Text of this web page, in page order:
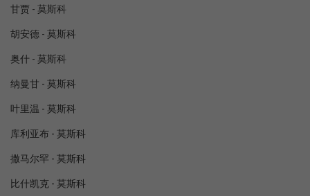
甘贾 - 莫斯科
胡安德 - 莫斯科
奥什 - 莫斯科
纳曼甘 - 莫斯科
叶里温 - 莫斯科
库利亚布 - 莫斯科
撒马尔罕 - 莫斯科
比什凯克 - 莫斯科